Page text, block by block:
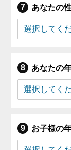
あなたの
あなたの
お子様の